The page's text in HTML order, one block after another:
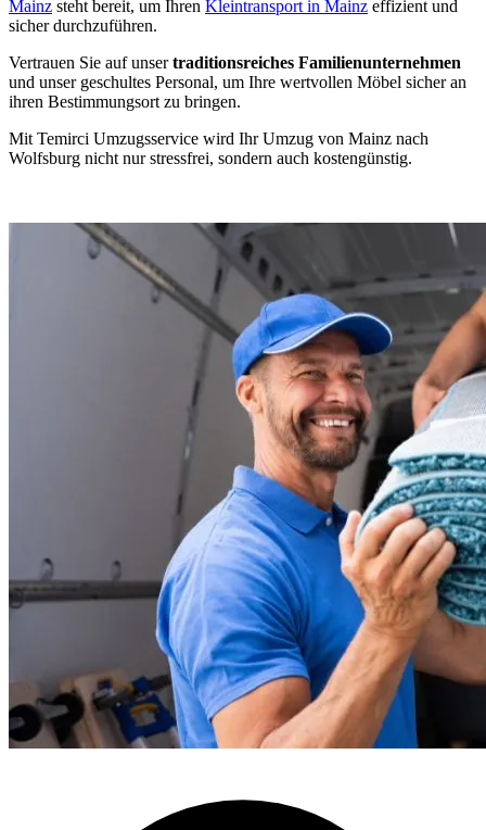
Mainz steht bereit, um Ihren Kleintransport in Mainz effizient und
sicher durchzuführen.
Vertrauen Sie auf unsertraditionsreiches Familienunternehmen
und unser geschultes Personal, um Ihre wertvollen Möbel sicher an
ihren Bestimmungsort zu bringen.
Mit Temirci Umzugsservice wird Ihr Umzug von Mainz nach
Wolfsburg nicht nur stressfrei, sondern auch kostengünstig.